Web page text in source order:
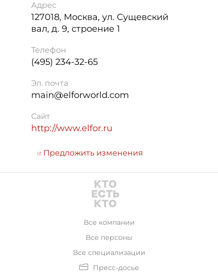
Адрес
127018, Москва, ул. Сущевский
вал, д. 9, строение 1
Телефон
(495) 234-32-65
Эл. почта
main@elforworld.com
Сайт
http://www.elfor.ru
Предложить изменения
Все компании
Все персоны
Все специализации
Пресс-досье